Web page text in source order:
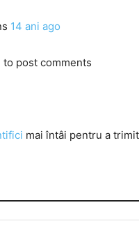
14 ani ago
to post comments
mai întâi pentru a